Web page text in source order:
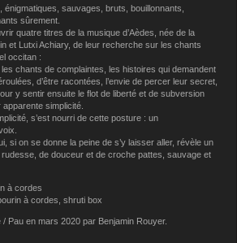
sauvages, bruts, bouillonnants,
sûrement.
quatre titres de la musique d’Aèdes, née de la
et Lutxi Achiary, de leur recherche sur les chants
occitan :
les chants de complaintes, les histoires qui demandent
d’être racontées, l’envie de percer leur secret,
y sentir ensuite le flot de liberté et de subversion
simplicité.
s’est nourri de cette posture : un
si on se donne la peine de s’y laisser aller, révèle un
rudesse, de douceur et de croche pattes, sauvage et
à cordes
à cordes, shruti box
Pau en mars 2020 par Benjamin Rouyer.